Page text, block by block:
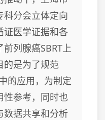
科分会立体定向
证医学证据和各
列腺癌SBRT上
的是为了规范
的应用，为制定
性参考，同时也
数据共享和分析